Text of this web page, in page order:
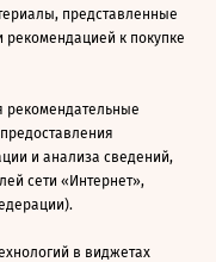
представленные
к покупке
рекомендательные
и анализа сведений,
сети «Интернет»,
в виджетах